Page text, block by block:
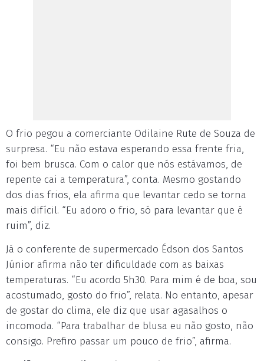
O frio pegou a comerciante Odilaine Rute de Souza de
surpresa. “Eu não estava esperando essa frente fria,
foi bem brusca. Com o calor que nós estávamos, de
repente cai a temperatura”, conta. Mesmo gostando
dos dias frios, ela afirma que levantar cedo se torna
mais difícil. “Eu adoro o frio, só para levantar que é
ruim”, diz.
Já o conferente de supermercado Édson dos Santos
Júnior afirma não ter dificuldade com as baixas
temperaturas. “Eu acordo 5h30. Para mim é de boa, sou
acostumado, gosto do frio”, relata. No entanto, apesar
de gostar do clima, ele diz que usar agasalhos o
incomoda. “Para trabalhar de blusa eu não gosto, não
consigo. Prefiro passar um pouco de frio”, afirma.